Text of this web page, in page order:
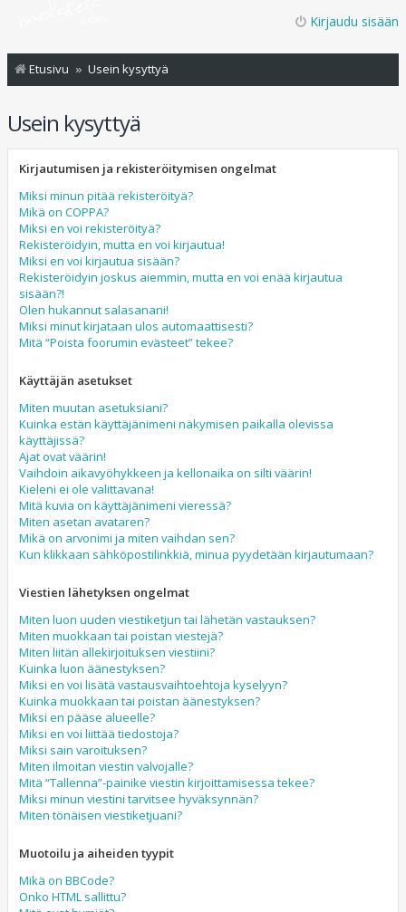
Kirjaudu sisään
Etusivu Usein kysyttyä
Usein kysyttyä
Kirjautumisen ja rekisteröitymisen ongelmat
Miksi minun pitää rekisteröityä?
Mikä on COPPA?
Miksi en voi rekisteröityä?
Rekisteröidyin, mutta en voi kirjautua!
Miksi en voi kirjautua sisään?
Rekisteröidyin joskus aiemmin, mutta en voi enää kirjautua
sisään?!
Olen hukannut salasanani!
Miksi minut kirjataan ulos automaattisesti?
Mitä “Poista foorumin evästeet” tekee?
Käyttäjän asetukset
Miten muutan asetuksiani?
Kuinka estän käyttäjänimeni näkymisen paikalla olevissa
käyttäjissä?
Ajat ovat väärin!
Vaihdoin aikavyöhykkeen ja kellonaika on silti väärin!
Kieleni ei ole valittavana!
Mitä kuvia on käyttäjänimeni vieressä?
Miten asetan avataren?
Mikä on arvonimi ja miten vaihdan sen?
Kun klikkaan sähköpostilinkkiä, minua pyydetään kirjautumaan?
Viestien lähetyksen ongelmat
Miten luon uuden viestiketjun tai lähetän vastauksen?
Miten muokkaan tai poistan viestejä?
Miten liitän allekirjoituksen viestiini?
Kuinka luon äänestyksen?
Miksi en voi lisätä vastausvaihtoehtoja kyselyyn?
Kuinka muokkaan tai poistan äänestyksen?
Miksi en pääse alueelle?
Miksi en voi liittää tiedostoja?
Miksi sain varoituksen?
Miten ilmoitan viestin valvojalle?
Mitä “Tallenna”-painike viestin kirjoittamisessa tekee?
Miksi minun viestini tarvitsee hyväksynnän?
Miten tönäisen viestiketjuani?
Muotoilu ja aiheiden tyypit
Mikä on BBCode?
Onko HTML sallittu?